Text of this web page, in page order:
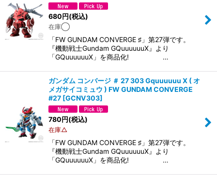
680円(税込)
在庫◯
「FW GUNDAM CONVERGE ♯」第27弾です。
『機動戦士Gundam GQuuuuuuX』より
「GQuuuuuuX」を商品化! …
ガンダム コンバージ ＃ 27 303 Gquuuuuu X ( オ
メガサイコミュウ ) FW GUNDAM CONVERGE
#27 [GCNV303]
780円(税込)
在庫△
「FW GUNDAM CONVERGE ♯」第27弾です。
『機動戦士Gundam GQuuuuuuX』より
「GQuuuuuuX」を商品化! …